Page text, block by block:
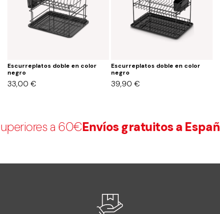
Escurreplatos doble en color
negro
33,00 €
Escurreplatos doble en color
negro
39,90 €
a 60€Envíos gratuitos a España